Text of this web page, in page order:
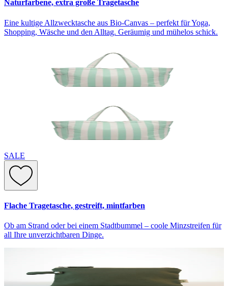
Naturfarbene, extra große Tragetasche
Eine kultige Allzwecktasche aus Bio-Canvas – perfekt für Yoga,
Shopping, Wäsche und den Alltag. Geräumig und mühelos schick.
SALE
Flache Tragetasche, gestreift, mintfarben
Ob am Strand oder bei einem Stadtbummel – coole Minzstreifen für
all Ihre unverzichtbaren Dinge.